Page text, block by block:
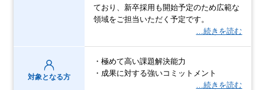
ており、新卒採用も開始予定のため広範な
領域をご担当いただく予定です。
…続きを読む
対象となる方
・極めて高い課題解決能力
・成果に対する強いコミットメント
…続きを読む